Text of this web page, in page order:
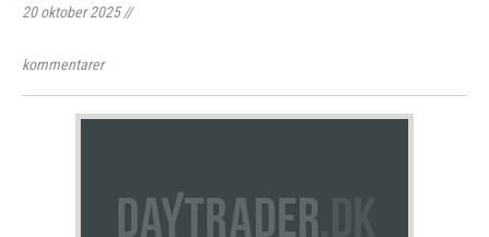
20 oktober 2025//
kommentarer